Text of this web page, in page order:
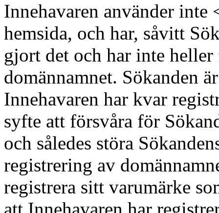
Innehavaren använder
hemsida, och har, såvitt
gjort det och har inte
domännamnet. Sökanden
Innehavaren har kvar
syfte att försvåra för
och således störa
registrering av
registrera sitt varumärke